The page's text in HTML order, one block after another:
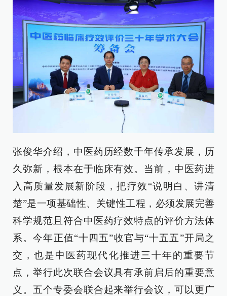
张俊华介绍，中医药历经数千年传承发展，历
久弥新，根本在于临床有效。当前，中医药进
入高质量发展新阶段，把疗效“说明白、讲清
楚”是一项基础性、关键性工程，必须发展完善
科学规范且符合中医药疗效特点的评价方法体
系。今年正值“十四五”收官与“十五五”开局之
交，也是中医药现代化推进三十年的重要节
点，举行此次联合会议具有承前启后的重要意
义。五个专委会联合起来举行会议，可以更广